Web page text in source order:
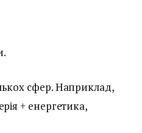
сфер. Наприклад,
+ енергетика,